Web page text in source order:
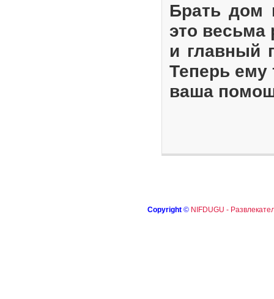
Брать дом
это весьма
и главный
Теперь ему
ваша
Copyright © NIFDUGU -